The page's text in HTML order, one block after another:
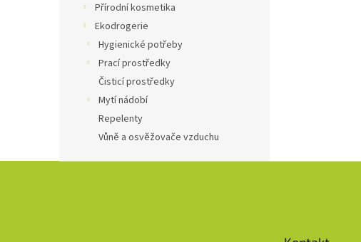
Přírodní kosmetika
Ekodrogerie
Hygienické potřeby
Prací prostředky
Čisticí prostředky
Mytí nádobí
Repelenty
Vůně a osvěžovače vzduchu